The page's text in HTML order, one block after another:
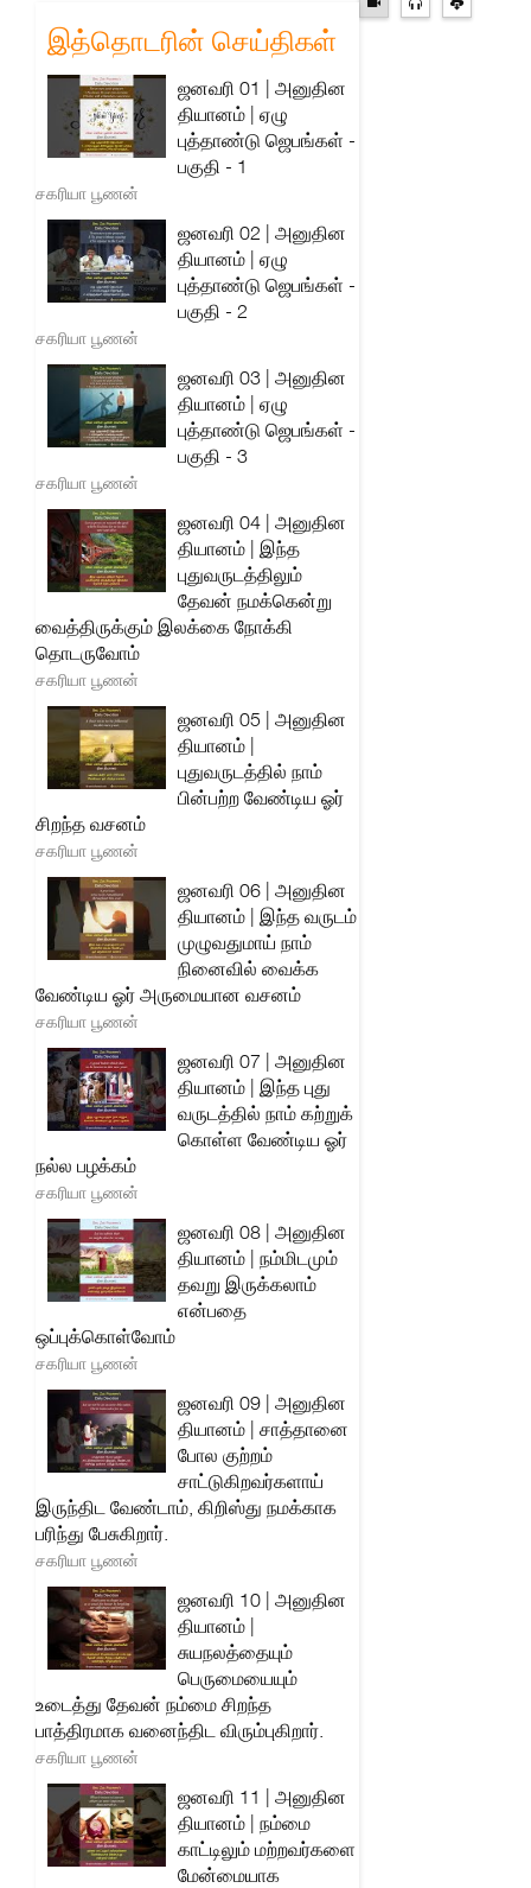
இத்தொடரின் செய்திகள்
ஜனவரி 01 | அனுதின
தியானம் | ஏழு
புத்தாண்டு ஜெபங்கள் -
பகுதி - 1
சகரியா பூணன்
ஜனவரி 02 | அனுதின
தியானம் | ஏழு
புத்தாண்டு ஜெபங்கள் -
பகுதி - 2
சகரியா பூணன்
ஜனவரி 03 | அனுதின
தியானம் | ஏழு
புத்தாண்டு ஜெபங்கள் -
பகுதி - 3
சகரியா பூணன்
ஜனவரி 04 | அனுதின
தியானம் | இந்த
புதுவருடத்திலும்
தேவன் நமக்கென்று
வைத்திருக்கும் இலக்கை நோக்கி
தொடருவோம்
சகரியா பூணன்
ஜனவரி 05 | அனுதின
தியானம் |
புதுவருடத்தில் நாம்
பின்பற்ற வேண்டிய ஓர்
சிறந்த வசனம்
சகரியா பூணன்
ஜனவரி 06 | அனுதின
தியானம் | இந்த வருடம்
முழுவதுமாய் நாம்
நினைவில் வைக்க
வேண்டிய ஓர் அருமையான வசனம்
சகரியா பூணன்
ஜனவரி 07 | அனுதின
தியானம் | இந்த புது
வருடத்தில் நாம் கற்றுக்
கொள்ள வேண்டிய ஓர்
நல்ல பழக்கம்
சகரியா பூணன்
ஜனவரி 08 | அனுதின
தியானம் | நம்மிடமும்
தவறு இருக்கலாம்
என்பதை
ஒப்புக்கொள்வோம்
சகரியா பூணன்
ஜனவரி 09 | அனுதின
தியானம் | சாத்தானை
போல குற்றம்
சாட்டுகிறவர்களாய்
இருந்திட வேண்டாம், கிறிஸ்து நமக்காக
பரிந்து பேசுகிறார்.
சகரியா பூணன்
ஜனவரி 10 | அனுதின
தியானம் |
சுயநலத்தையும்
பெருமையையும்
உடைத்து தேவன் நம்மை சிறந்த
பாத்திரமாக வனைந்திட விரும்புகிறார்.
சகரியா பூணன்
ஜனவரி 11 | அனுதின
தியானம் | நம்மை
காட்டிலும் மற்றவர்களை
மேன்மையாக